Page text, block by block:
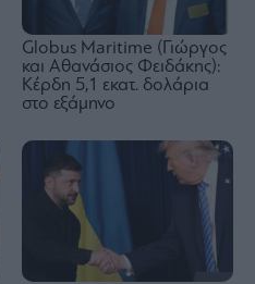
Globus Maritime (Γιώργος
και Αθανάσιος Φειδάκης):
Κέρδη 5,1 εκατ. δολάρια
στο εξάμηνο